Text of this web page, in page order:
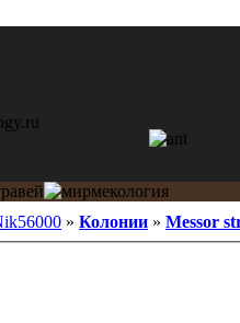
» Колонии » Messor